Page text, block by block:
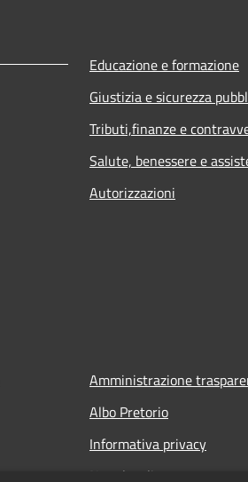
Educazione e formazione
Giustizia e sicurezza
Tributi,finanze e
Salute, benessere e
Autorizzazioni
Amministrazione
Albo Pretorio
Informativa privacy
Note legali